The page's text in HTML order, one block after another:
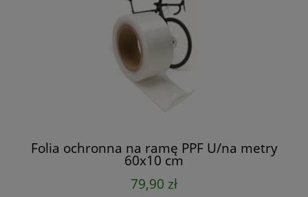
Folia ochronna na ramę PPF U/na metry
60x10 cm
79,90 zł